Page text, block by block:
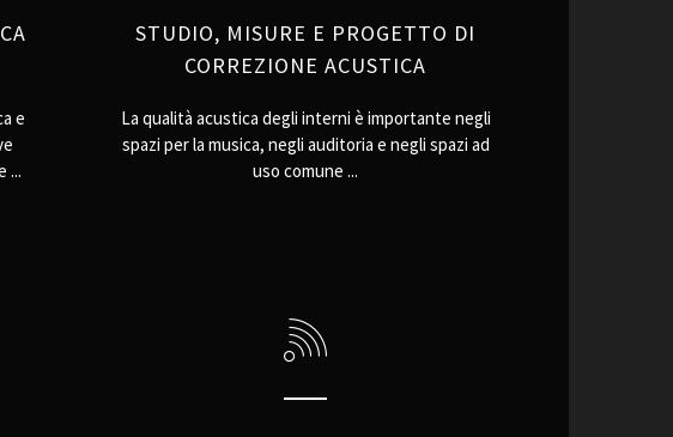
e
...
STUDIO, MISURE E PROGETTO DI
CORREZIONE ACUSTICA
La qualità acustica degli interni è importante negli
spazi per la musica, negli auditoria e negli spazi ad
uso comune ...